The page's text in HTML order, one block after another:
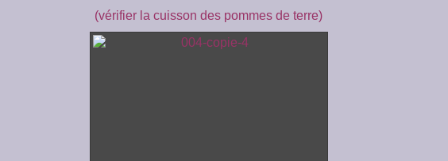
(vérifier la cuisson des pommes de terre)